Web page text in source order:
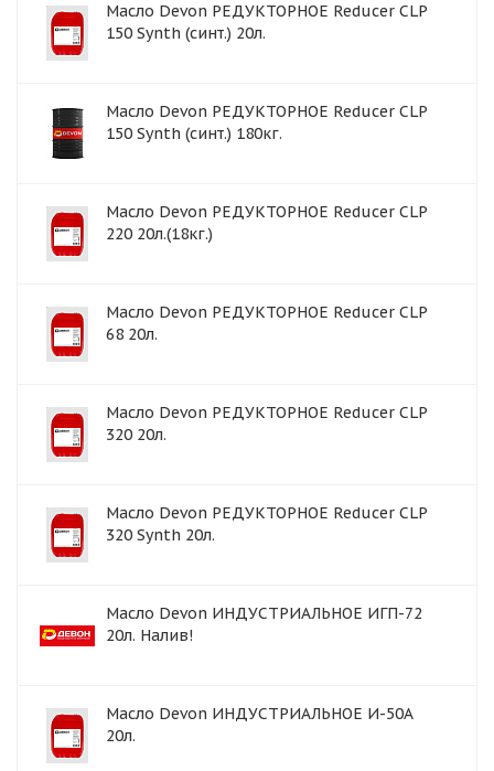
Масло Devon РЕДУКТОРНОЕ Reducer CLP
150 Synth (синт.) 20л.
Масло Devon РЕДУКТОРНОЕ Reducer CLP
150 Synth (синт.) 180кг.
Масло Devon РЕДУКТОРНОЕ Reducer CLP
220 20л.(18кг.)
Масло Devon РЕДУКТОРНОЕ Reducer CLP
68 20л.
Масло Devon РЕДУКТОРНОЕ Reducer CLP
320 20л.
Масло Devon РЕДУКТОРНОЕ Reducer CLP
320 Synth 20л.
Масло Devon ИНДУСТРИАЛЬНОЕ ИГП-72
20л. Налив!
Масло Devon ИНДУСТРИАЛЬНОЕ И-50А
20л.